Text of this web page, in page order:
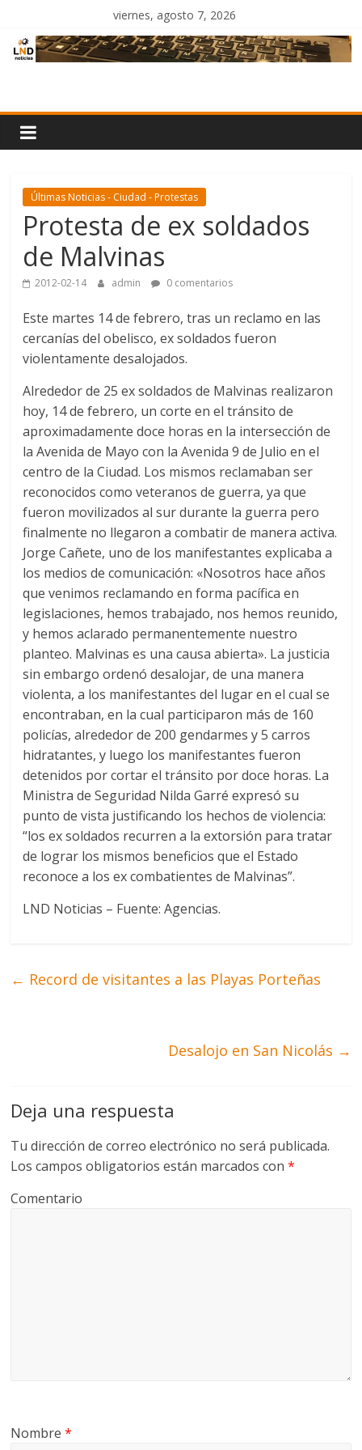
contenido
viernes, agosto 7, 2026
Noticias
Últimas Noticias - Ciudad - Protestas
Protesta de ex soldados
de Malvinas
2012-02-14 admin 0 comentarios
Este martes 14 de febrero, tras un reclamo en las
cercanías del obelisco, ex soldados fueron
violentamente desalojados.
Alrededor de 25 ex soldados de Malvinas realizaron
hoy, 14 de febrero, un corte en el tránsito de
aproximadamente doce horas en la intersección de
la Avenida de Mayo con la Avenida 9 de Julio en el
centro de la Ciudad. Los mismos reclamaban ser
reconocidos como veteranos de guerra, ya que
fueron movilizados al sur durante la guerra pero
finalmente no llegaron a combatir de manera activa.
Jorge Cañete, uno de los manifestantes explicaba a
los medios de comunicación: «Nosotros hace años
que venimos reclamando en forma pacífica en
legislaciones, hemos trabajado, nos hemos reunido,
y hemos aclarado permanentemente nuestro
planteo. Malvinas es una causa abierta». La justicia
sin embargo ordenó desalojar, de una manera
violenta, a los manifestantes del lugar en el cual se
encontraban, en la cual participaron más de 160
policías, alrededor de 200 gendarmes y 5 carros
hidratantes, y luego los manifestantes fueron
detenidos por cortar el tránsito por doce horas. La
Ministra de Seguridad Nilda Garré expresó su
punto de vista justificando los hechos de violencia:
“los ex soldados recurren a la extorsión para tratar
de lograr los mismos beneficios que el Estado
reconoce a los ex combatientes de Malvinas”.
LND Noticias – Fuente: Agencias.
← Record de visitantes a las Playas Porteñas
Desalojo en San Nicolás →
Deja una respuesta
Tu dirección de correo electrónico no será publicada.
Los campos obligatorios están marcados con*
Comentario
Nombre*